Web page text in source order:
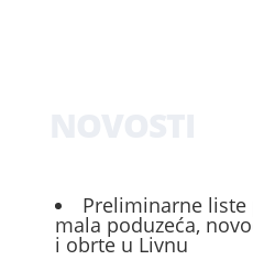
Preliminarne
mala poduzeća,
i obrte u Livnu